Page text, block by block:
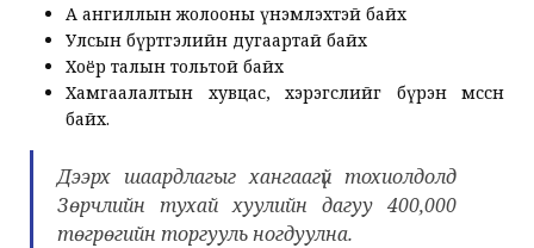
А ангиллын жолооны үнэмлэхтэй байх
Улсын бүртгэлийн дугаартай байх
Хоёр талын тольтой байх
Хамгаалалтын хувцас, хэрэгслийг бүрэн өмссөн
байх.
Дээрх шаардлагыг хангаагүй тохиолдолд
Зөрчлийн тухай хуулийн дагуу 400,000
төгрөгийн торгууль ногдуулна.